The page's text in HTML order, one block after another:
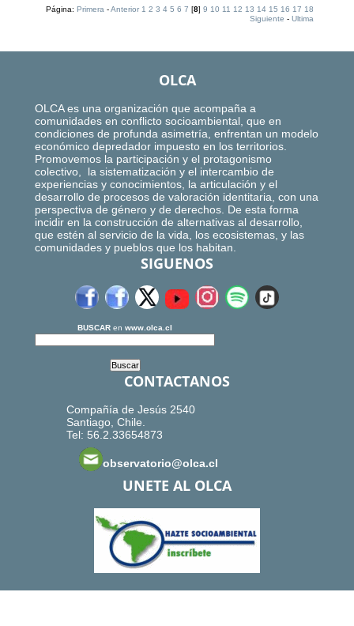
Página:Primera -Anterior 1 2 3 4 5 6 7 [8]9 10 11 12 13 14 15 16 17 18
Siguiente -Ultima
OLCA
OLCA es una organización que acompaña a
comunidades en conflicto socioambiental, que en
condiciones de profunda asimetría, enfrentan un modelo
económico depredador impuesto en los territorios.
Promovemos la participación y el protagonismo
colectivo, la sistematización y el intercambio de
experiencias y conocimientos, la articulación y el
desarrollo de procesos de valoración identitaria, con una
perspectiva de género y de derechos. De esta forma
incidir en la construcción de alternativas al desarrollo,
que estén al servicio de la vida, los ecosistemas, y las
comunidades y pueblos que los habitan.
SIGUENOS
BUSCAR en www.olca.cl
CONTACTANOS
Compañía de Jesús 2540
Santiago, Chile.
Tel: 56.2.33654873
observatorio@olca.cl
UNETE AL OLCA